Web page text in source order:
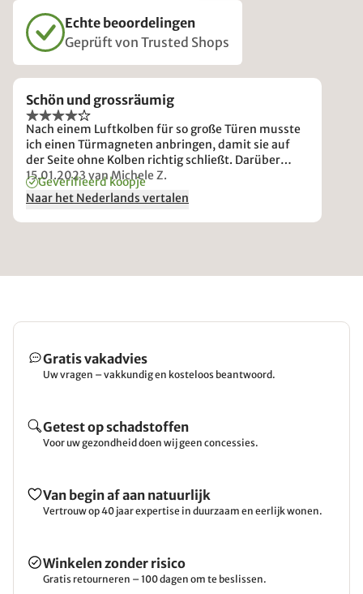
Echte beoordelingen
Geprüft von Trusted Shops
Schön und grossräumig
Nach einem Luftkolben für so große Türen musste
ich einen Türmagneten anbringen, damit sie auf
der Seite ohne Kolben richtig schließt. Darüber
hinaus hat das Holz an einer Wand Risse
15.01.2023 van Michele Z.
Geverifieerd koopje
Naar het Nederlands vertalen
Gratis vakadvies
Uw vragen – vakkundig en kosteloos beantwoord.
Getest op schadstoffen
Voor uw gezondheid doen wij geen concessies.
Van begin af aan natuurlijk
Vertrouw op 40 jaar expertise in duurzaam en eerlijk wonen.
Winkelen zonder risico
Gratis retourneren – 100 dagen om te beslissen.